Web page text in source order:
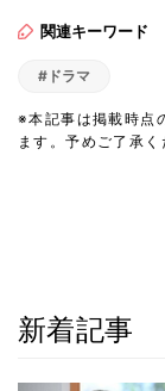
関連キーワード
#ドラマ
※本記事は掲載時点
ます。予めご了承く
新着記事